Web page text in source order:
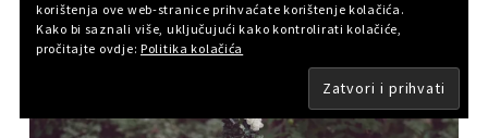
korištenja ove web-stranice prihvaćate korištenje kolačića.
Kako bi saznali više, uključujući kako kontrolirati kolačiće,
pročitajte ovdje: Politika kolačića